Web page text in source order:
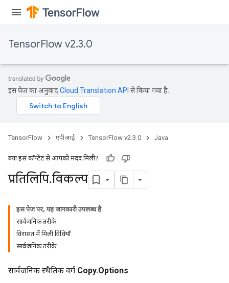
TensorFlow v2.3.0
इस पेज का अनुवादCloud Translation API से किया गया है.
TensorFlow एपीआई TensorFlow v2.3.0 Java
क्या इस कॉन्टेंट से आपको मदद मिली?
प्रतिलिपि.विकल्प
इस पेज पर, यह जानकारी उपलब्ध है
सार्वजनिक तरीके
विरासत में मिली विधियाँ
सार्वजनिक तरीके
सार्वजनिक स्थैतिक वर्ग Copy.Options